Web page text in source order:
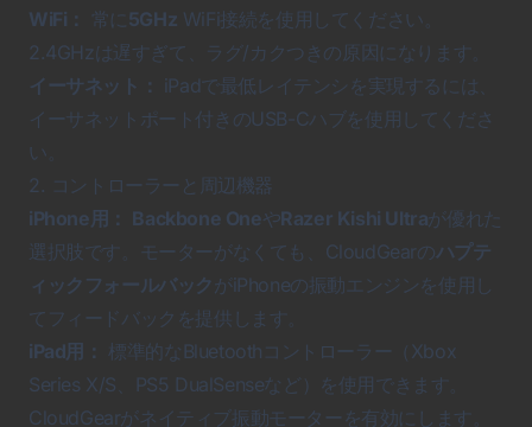
WiFi：
常に 5GHz WiFi接続を使用してください。
2.4GHzは遅すぎて、ラグ/カクつきの原因になります。
イーサネット： iPadで最低レイテンシを実現するには、
イーサネットポート付きのUSB-Cハブを使用してくださ
い。
2. コントローラーと周辺機器
iPhone用： Backbone OneやRazer Kishi Ultraが優れた
選択肢です。モーターがなくても、CloudGearのハプテ
ィックフォールバック がiPhoneの振動エンジンを使用し
てフィードバックを提供します。
iPad用： 標準的なBluetoothコントローラー（Xbox
Series X/S、PS5 DualSenseなど）を使用できます。
CloudGearがネイティブ振動モーターを有効にします。